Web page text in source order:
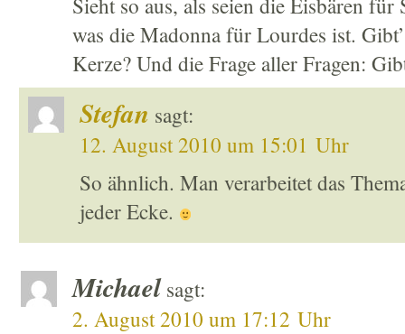
Sieht so aus, als seien die Eisbären
was die Madonna für Lourdes ist.
Kerze? Und die Frage aller Fragen:
Stefan sagt:
12. August 2010 um 15:01 Uhr
So ähnlich. Man verarbeitet das
jeder Ecke.
Michael sagt:
2. August 2010 um 17:12 Uhr